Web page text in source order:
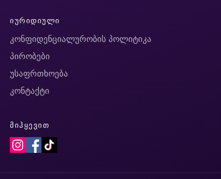
ᲘᲣᲠᲘᲓᲘᲣᲚᲘ
კონფიდენციალურობის პოლიტიკა
პირობები
უსაფრთხოება
კონტაქტი
ᲛᲘᲰᲧᲔᲕᲘᲗ